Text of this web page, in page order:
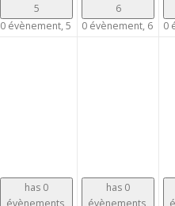
5
0 évènement, 5
6
0 évènement, 6 0
has 0
évènements,
has 0
évènements,